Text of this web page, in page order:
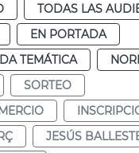
TODAS LAS
EN PORTADA
TEMÁTICA
SORTEO
JESÚS